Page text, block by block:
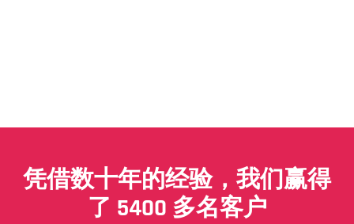
凭借数十年的经验，我们赢得
了 5400 多名客户